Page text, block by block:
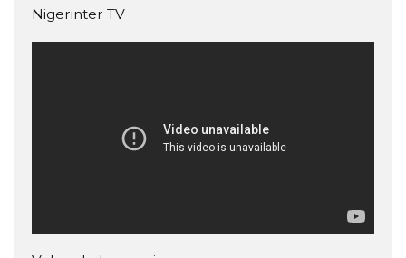
Nigerinter TV